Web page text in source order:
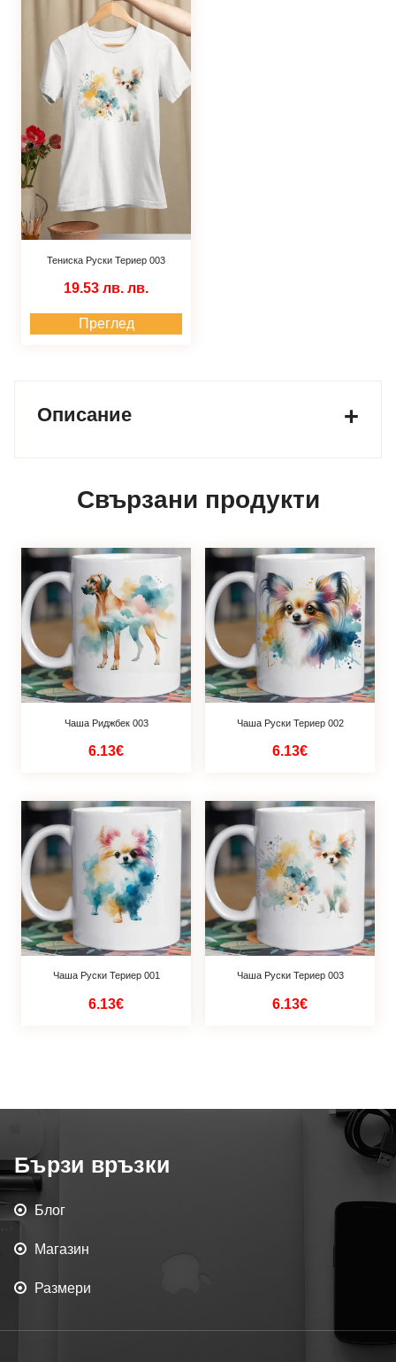
Тениска Руски Териер 003
19.53 лв. лв.
Преглед
Описание
Свързани продукти
Чаша Риджбек 003
6.13€
Чаша Руски Териер 002
6.13€
Чаша Руски Териер 001
6.13€
Чаша Руски Териер 003
6.13€
Бързи връзки
Блог
Магазин
Размери